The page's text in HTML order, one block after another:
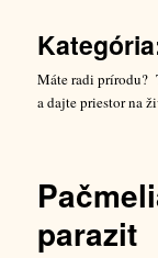
Máte radi prírodu?
a dajte priestor na
parazit